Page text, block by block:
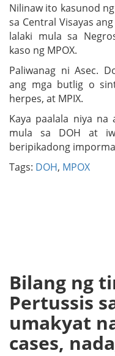
Nilinaw ito kasunod
sa Central Visayas
lalaki mula sa
kaso ng MPOX.
Paliwanag ni Asec.
ang mga butlig o
herpes, at MPIX.
Kaya paalala niya na
mula sa DOH at
beripikadong
Tags: DOH, MPOX
Bilang ng
Pertussis
umakyat
cases,